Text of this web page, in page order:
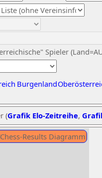
Spieler
Burgenland
(Grafik Elo-Zeitreihe,